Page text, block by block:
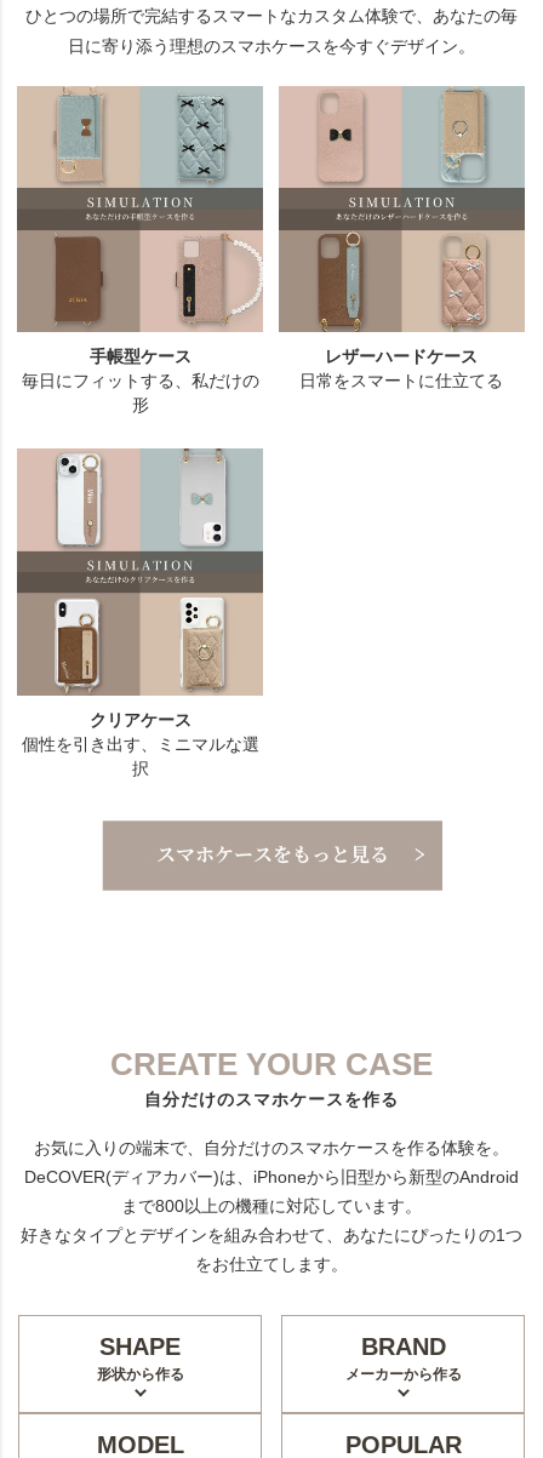
CREATE YOUR CASE
自分だけのスマホケースを作る
お気に入りの端末で、自分だけのスマホケースを作る体験を。
DeCOVER(ディアカバー)は、iPhoneから旧型から新型のAndroid
まで800以上の機種に対応しています。
好きなタイプとデザインを組み合わせて、あなたにぴったりの1つ
をお仕立てします。
SHAPE
形状から作る
BRAND
メーカーから作る
MODEL POPULAR